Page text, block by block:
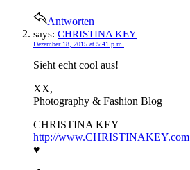
Antworten
says: CHRISTINA KEY
Dezember 18, 2015 at 5:41 p.m.
Sieht echt cool aus!
XX,
Photography & Fashion Blog
CHRISTINA KEY
http://www.CHRISTINAKEY.com
♥